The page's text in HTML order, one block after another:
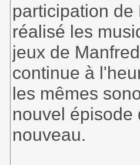
participation
réalisé les
jeux de
continue à
les mêmes
nouvel épisode
nouveau.